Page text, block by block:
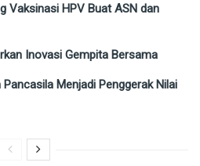
Vaksinasi HPV Buat ASN dan
Inovasi Gempita Bersama
Menjadi Penggerak Nilai